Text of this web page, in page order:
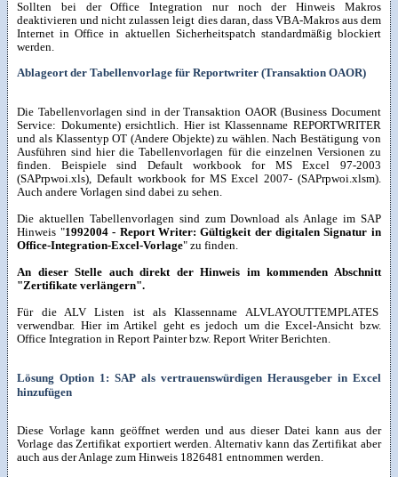
Sollten bei der Office Integration nur noch der Hinweis Makros
deaktivieren und nicht zulassen leigt dies daran, dass VBA-Makros aus dem
Internet in Office in aktuellen Sicherheitspatch standardmäßig blockiert
werden.
Ablageort der Tabellenvorlage für Reportwriter (Transaktion OAOR)
Die Tabellenvorlagen sind in der Transaktion OAOR (Business Document
Service: Dokumente) ersichtlich. Hier ist Klassenname REPORTWRITER
und als Klassentyp OT (Andere Objekte) zu wählen. Nach Bestätigung von
Ausführen sind hier die Tabellenvorlagen für die einzelnen Versionen zu
finden. Beispiele sind Default workbook for MS Excel 97-2003
(SAPrpwoi.xls), Default workbook for MS Excel 2007- (SAPrpwoi.xlsm).
Auch andere Vorlagen sind dabei zu sehen.
Die aktuellen Tabellenvorlagen sind zum Download als Anlage im SAP
Hinweis "1992004 - Report Writer: Gültigkeit der digitalen Signatur in
Office-Integration-Excel-Vorlage" zu finden.
An dieser Stelle auch direkt der Hinweis im kommenden Abschnitt
"Zertifikate verlängern".
Für die ALV Listen ist als Klassenname ALVLAYOUTTEMPLATES
verwendbar. Hier im Artikel geht es jedoch um die Excel-Ansicht bzw.
Office Integration in Report Painter bzw. Report Writer Berichten.
Lösung Option 1: SAP als vertrauenswürdigen Herausgeber in Excel
hinzufügen
Diese Vorlage kann geöffnet werden und aus dieser Datei kann aus der
Vorlage das Zertifikat exportiert werden. Alternativ kann das Zertifikat aber
auch aus der Anlage zum Hinweis 1826481 entnommen werden.